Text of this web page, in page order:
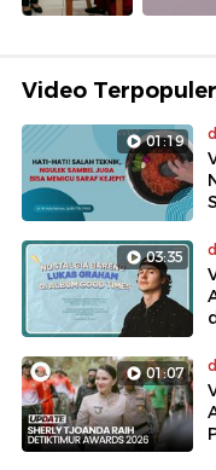
Video Terpopuler
01:19
03:35
01:07